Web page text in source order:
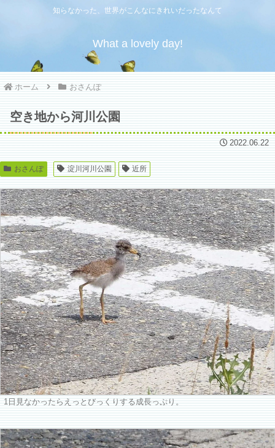
知らなかった、世界がこんなにきれいだったなんて
What a lovely day!
ホーム おさんぽ
空き地から河川公園
2022.06.22
おさんぽ 淀川河川公園 近所
1日見なかったらえっとびっくりする成長っぷり。